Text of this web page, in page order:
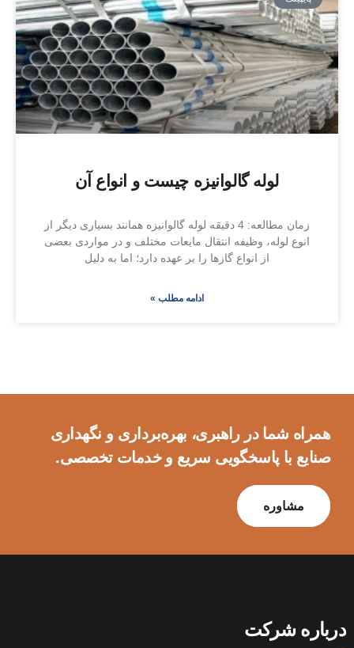
لوله گالوانیزه چیست و انواع آن
زمان مطالعه: 4 دقیقه لوله گالوانیزه همانند بسیاری دیگر از
انوع لوله، وظیفه انتقال مایعات مختلف و در مواردی بعضی
از انواع گازها را بر عهده دارد؛ اما به دلیل
ادامه مطلب »
همراه شما در راهبری، بهره‌برداری و نگهداری
صنایع با پاسخگویی سریع و خدمات تخصصی.
مشاوره
درباره شرکت